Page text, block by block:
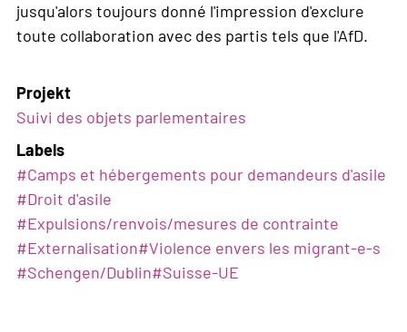
jusqu'alors toujours donné l'impression d'exclure
toute collaboration avec des partis tels que l'AfD.
Projekt
Suivi des objets parlementaires
Labels
#Camps et hébergements pour demandeurs d'asile
#Droit d'asile
#Expulsions/renvois/mesures de contrainte
#Externalisation#Violence envers les migrant-e-s
#Schengen/Dublin#Suisse-UE